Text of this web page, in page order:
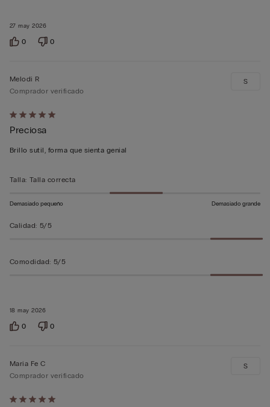
27 may 2026
0 0
Calificación
de
5
5
18 may 2026
Melodi R
Comprador verificado
Preciosa
Brillo sutil, forma que sienta genial
S
Talla: Talla correcta
Demasiado pequeño Demasiado grande
Calidad: 5/5
Comodidad: 5/5
0 0
Calificación
Maria Fe C
Comprador verificado
S